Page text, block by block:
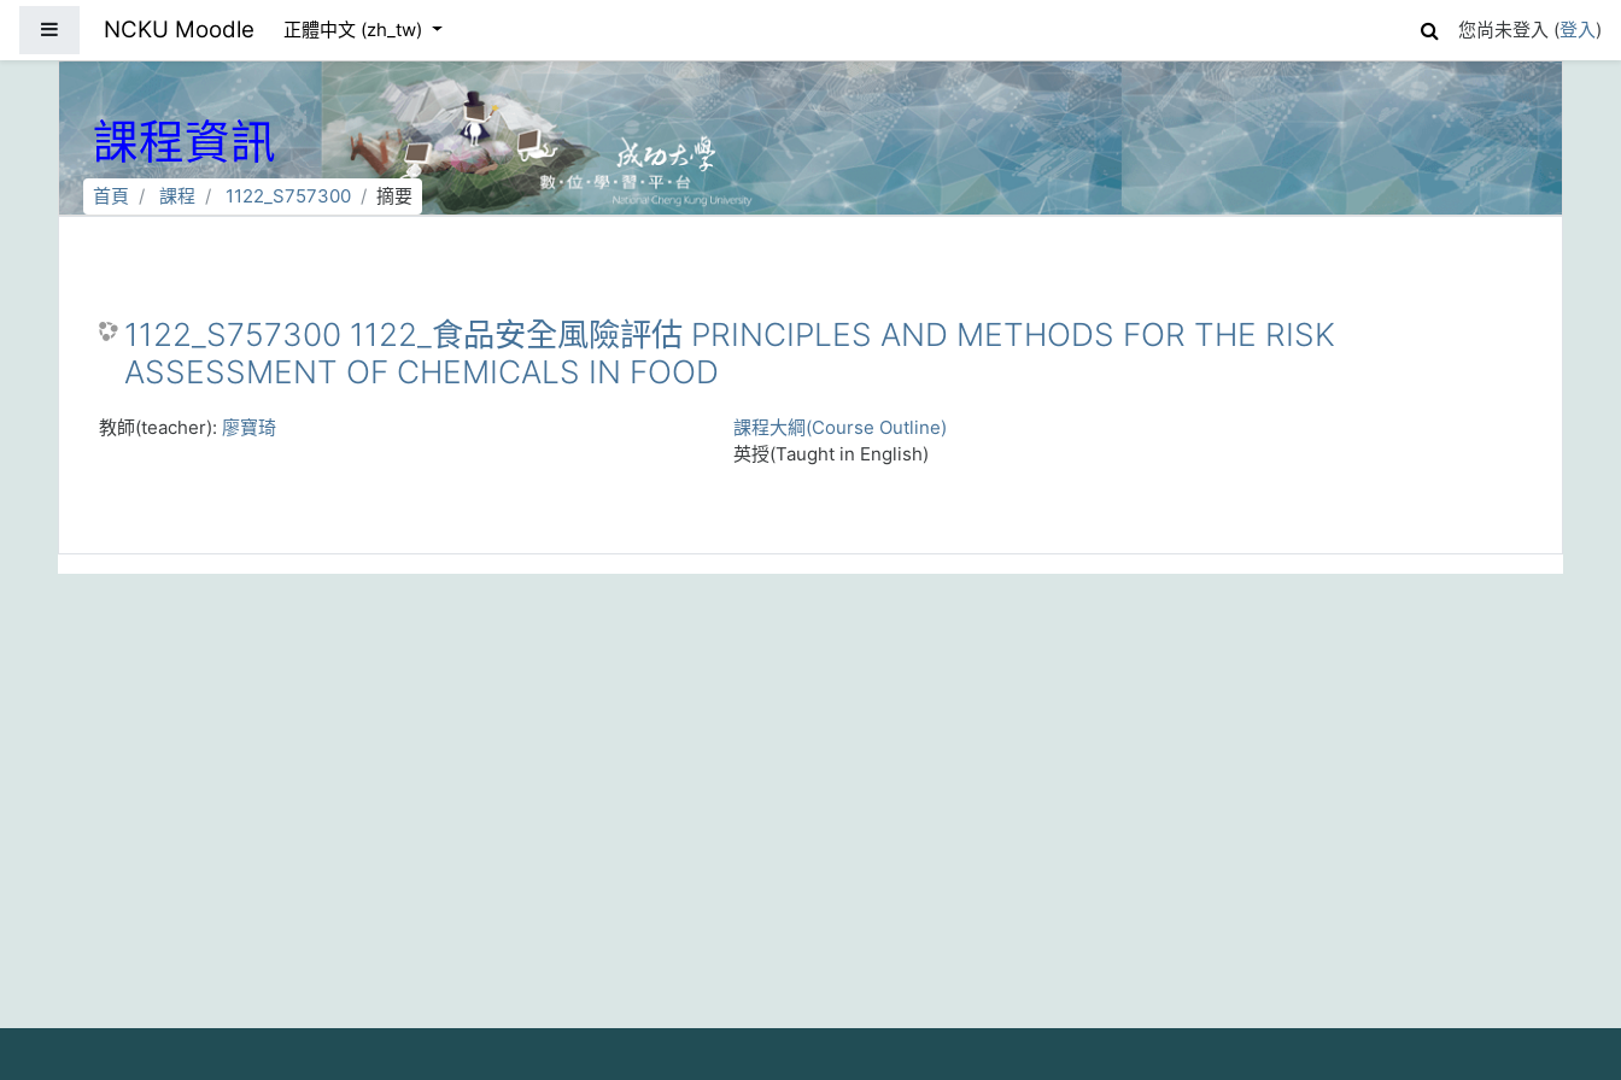
NCKU Moodle 正體中文 ‎(zh_tw)‎ 您尚未登入 (登入)
課程資訊
首頁 課程 1122_S757300 摘要
1122_S757300 1122_食品安全風險評估 PRINCIPLES AND METHODS FOR THE RISK
ASSESSMENT OF CHEMICALS IN FOOD
課程大綱(Course Outline)
英授(Taught in English)
教師(teacher): 廖寶琦